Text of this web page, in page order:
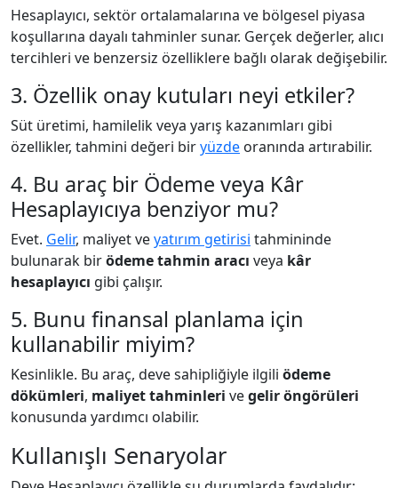
Hesaplayıcı, sektör ortalamalarına ve bölgesel piyasa
koşullarına dayalı tahminler sunar. Gerçek değerler, alıcı
tercihleri ve benzersiz özelliklere bağlı olarak değişebilir.
3. Özellik onay kutuları neyi etkiler?
Süt üretimi, hamilelik veya yarış kazanımları gibi
özellikler, tahmini değeri biryüzde oranında artırabilir.
4. Bu araç bir Ödeme veya Kâr
Hesaplayıcıya benziyor mu?
Evet. Gelir, maliyet veyatırım getirisi tahmininde
bulunarak birödeme tahmin aracı veya kâr
hesaplayıcı gibi çalışır.
5. Bunu finansal planlama için
kullanabilir miyim?
Kesinlikle. Bu araç, deve sahipliğiyle ilgili ödeme
dökümleri, maliyet tahminleri vegelir öngörüleri
konusunda yardımcı olabilir.
Kullanışlı Senaryolar